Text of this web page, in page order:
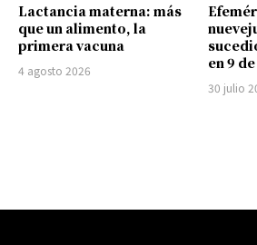
Lactancia materna: más
que un alimento, la
primera vacuna
4 agosto 2026
en 9
30 julio